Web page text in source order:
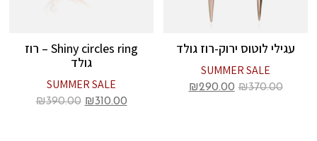
עגילי לוטוס ירוק-רוז גולד
SUMMER SALE
₪370.00
₪290.00
Shiny circles ring – רוז
גולד
SUMMER SALE
₪310.00
₪390.00